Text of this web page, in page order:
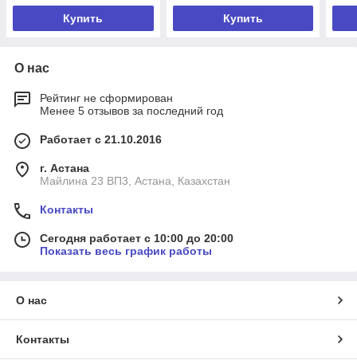
Купить Купить
О нас
Рейтинг не сформирован
Менее 5 отзывов за последний год
Работает с 21.10.2016
г. Астана
Майлина 23 ВП3, Астана, Казахстан
Контакты
Сегодня работает с 10:00 до 20:00
Показать весь график работы
О нас
Контакты